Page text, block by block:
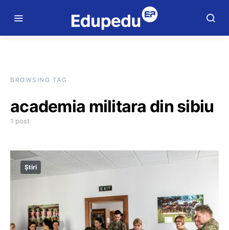
BROWSING TAG
academia militara din sibiu
1 post
Știri